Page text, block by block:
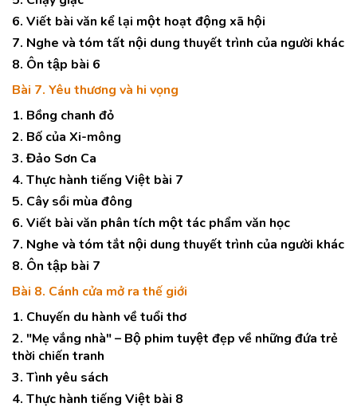
6. Viết bài văn kể lại một hoạt động xã hội
7. Nghe và tóm tất nội dung thuyết trình của người khác
8. Ôn tập bài 6
Bài 7. Yêu thương và hi vọng
1. Bồng chanh đỏ
2. Bố của Xi-mông
3. Đảo Sơn Ca
4. Thực hành tiếng Việt bài 7
5. Cây sồi mùa đông
6. Viết bài văn phân tích một tác phẩm văn học
7. Nghe và tóm tắt nội dung thuyết trình của người khác
8. Ôn tập bài 7
Bài 8. Cánh cửa mở ra thế giới
1. Chuyến du hành về tuổi thơ
2. "Mẹ vắng nhà" – Bộ phim tuyệt đẹp về những đứa trẻ
thời chiến tranh
3. Tình yêu sách
4. Thực hành tiếng Việt bài 8